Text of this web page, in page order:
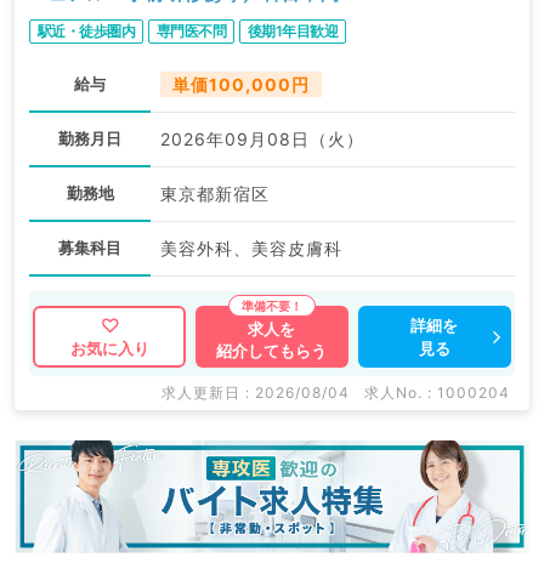
駅近・徒歩圏内 専門医不問 後期1年目歓迎
給与 単価100,000円
勤務月日 2026年09月08日（火）
勤務地 東京都新宿区
募集科目 美容外科、美容皮膚科
お気に入り
求人を
紹介してもらう
詳細を
見る
求人更新日 : 2026/08/04 求人No. : 1000204